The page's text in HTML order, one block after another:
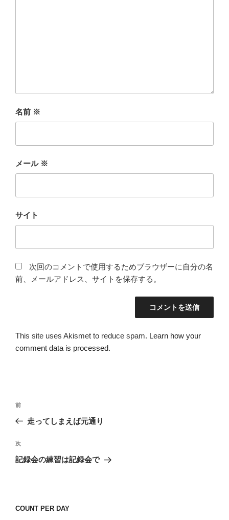
名前 ※
メール ※
サイト
次回のコメントで使用するためブラウザーに自分の名
前、メールアドレス、サイトを保存する。
This site uses Akismet to reduce spam. Learn how your
comment data is processed.
投
ビ
ゲ
ン
過
去
投
稿
前
走ってしまえば元通り
次
の
次
記録会の練習は記録会で
COUNT PER DAY